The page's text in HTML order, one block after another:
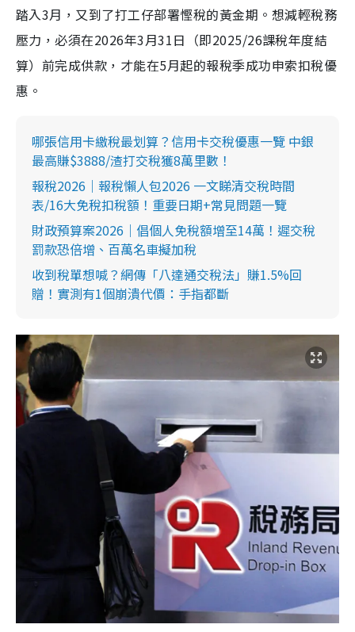
踏入3月，又到了打工仔部署慳稅的黃金期。想減輕稅務
壓力，必須在2026年3月31日（即2025/26課稅年度結
算）前完成供款，才能在5月起的報稅季成功申索扣稅優
惠。
哪張信用卡繳稅最划算？信用卡交稅優惠一覽 中銀
最高賺$3888/渣打交稅獲8萬里數！
報稅2026｜報稅懶人包2026 一文睇清交稅時間
表/16大免稅扣稅額！重要日期+常見問題一覽
財政預算案2026｜倡個人免稅額增至14萬！遲交稅
罰款恐倍增、百萬名車擬加稅
收到稅單想喊？網傳「八達通交稅法」賺1.5%回
贈！實測有1個崩潰代價：手指都斷